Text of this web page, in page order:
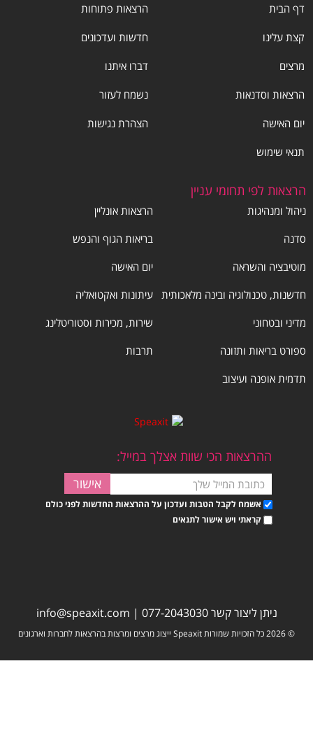
דף הבית
קצת עלינו
מרצים
הרצאות וסדנאות
יום האישה
תנאי שימוש
הרצאות פתוחות
חדשות ועדכונים
דברו איתנו
נשמח לעזור
הצהרת נגישות
הרצאות לפי תחומי עניין
ניהול ומנהיגות
הרצאות אונליין
סדנה
בריאות הגוף והנפש
מוטיבציה והשראה
יום האישה
חדשנות, טכנולוגיה ובינה מלאכותית
עיתונות ואקטואליה
מדיני ובטחוני
שירות, מכירות וסטוריטלינג
ספורט בריאות ותזונה
תרבות
תדמית אופנה ועיצוב
ההרצאות הכי שוות אצלך במייל:
אשמח לקבל הטבות ועדכון על ההרצאות החדשות לפני כולם
קראתי ויש אישור לתנאים
ניתן ליצור קשר077-2043030
|
info@speaxit.com
© 2026 כל הזכויות שמורות Speaxit ייצוג מרצים ומרצות בהרצאות לחברות וארגונים